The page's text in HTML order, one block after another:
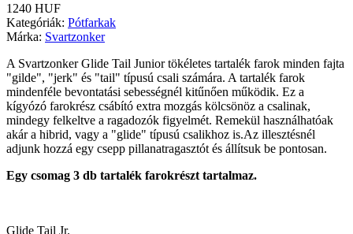
1240 HUF
Kategóriák: Pótfarkak
Márka: Svartzonker
A Svartzonker Glide Tail Junior tökéletes tartalék farok minden fajta
"gilde", "jerk" és "tail" típusú csali számára. A tartalék farok
mindenféle bevontatási sebességnél kitűnően működik. Ez a
kígyózó farokrész csábító extra mozgás kölcsönöz a csalinak,
mindegy felkeltve a ragadozók figyelmét. Remekül használhatóak
akár a hibrid, vagy a "glide" típusú csalikhoz is.Az illesztésnél
adjunk hozzá egy csepp pillanatragasztót és állítsuk be pontosan.
Egy csomag 3 db tartalék farokrészt tartalmaz.
Glide Tail Jr.